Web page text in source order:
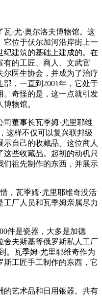
·尤·奥尔洛夫博物馆。这
它位于伏尔加河沿岸街上一
纪建筑的基础上建成的。在
有的工匠、商人、文武官
尔医生协会，并成为了治疗
，一直到2001年，它处于
。奇怪的是，这一点就引发
物馆。
司董事长瓦季姆·尤里耶维
这样不仅可以复兴联邦级
自己的收藏品。这位商人
些收藏品。起初的动机只
们祖先制作的东西，并展示
，瓦季姆·尤里耶维奇没活
工厂人员和瓦季姆亲属尽力
件是瓷器，大多是加德
舍夫斯基等俄罗斯私人工厂
。瓦季姆·尤里耶维奇作为
工匠手工制作的东西，它
的艺术品和日用银器。共有